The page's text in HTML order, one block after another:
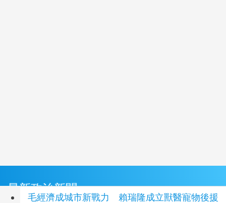
最新政治新聞
毛經濟成城市新戰力 賴瑞隆成立獸醫寵物後援